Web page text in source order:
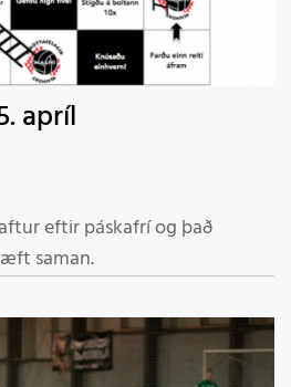
apríl
eftir páskafrí og það
saman.